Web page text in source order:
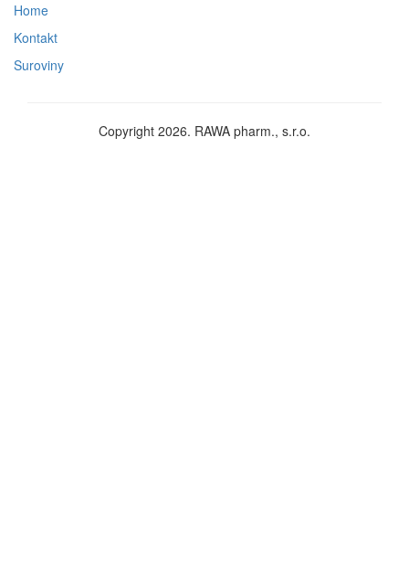
Home
Kontakt
Suroviny
Copyright 2026. RAWA pharm., s.r.o.